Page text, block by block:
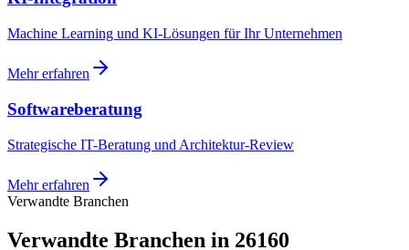
Machine Learning und KI-Lösungen für Ihr Unternehmen
Mehr erfahren
Softwareberatung
Strategische IT-Beratung und Architektur-Review
Mehr erfahren
Verwandte Branchen
Verwandte Branchen in 26160